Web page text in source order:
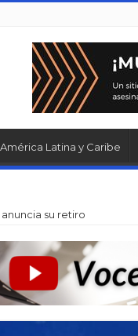
América Latina y Caribe
su retiro